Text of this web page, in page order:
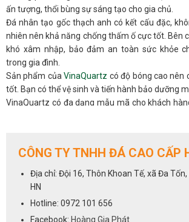
ấn tượng, thổi bùng sự sáng tạo cho gia chủ.
Đá nhân tạo gốc thạch anh có kết cấu đặc,
nhiên nên khả năng chống thấm ố cực tốt. Bên
khó xâm nhập, bảo đảm an toàn sức khỏe
trong gia đình.
Sản phẩm củaVinaQuartz có độ bóng cao nên
tốt. Bạn có thể vệ sinh và tiến hành bảo dưỡng
VinaQuartz có đa dạng mẫu mã cho khách
Với những đặc tính siêu việt của dòng đá nhân
đá VinaQuartz chắc chắn sẽ là sự lựa chọn hàng
cho ngôi nhà của bạn,cho các hạng mục :
quầy ba bàn đảo ,đá lavabo
CÔNG TY TNHH ĐÁ CAO CẤP
Địa chỉ: Đội 16, Thôn Khoan Tế, xã Đa Tốn,
HN
Hotline: 0972 101 656
Facebook: Hoàng Gia Phát